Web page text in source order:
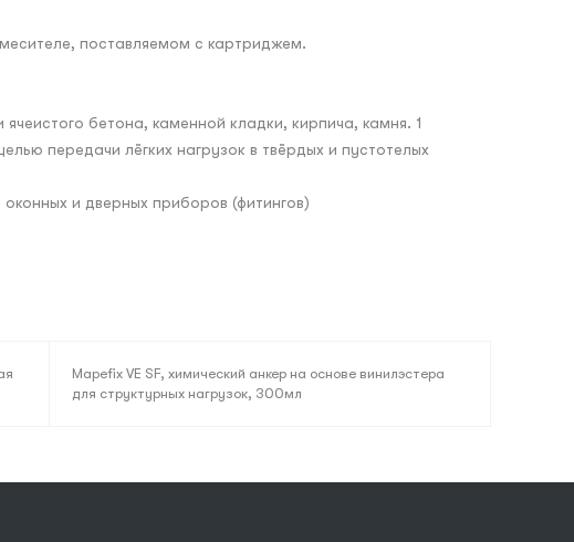
поставляемом с картриджем.
бетона, каменной кладки, кирпича, камня. 1
передачи лёгких нагрузок в твёрдых и пустотелых
и дверных приборов (фитингов)
Mapefix VE SF, химический анкер на основе винилэстера
для структурных нагрузок, 300мл